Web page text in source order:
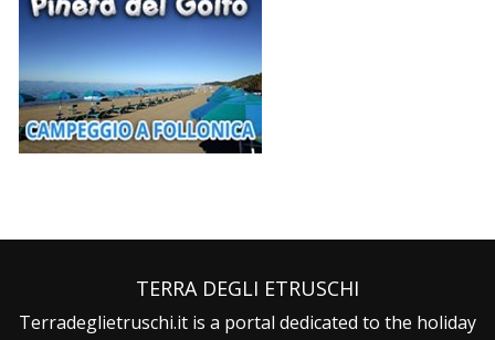
TERRA DEGLI ETRUSCHI
Terradeglietruschi.it is a portal dedicated to the holiday